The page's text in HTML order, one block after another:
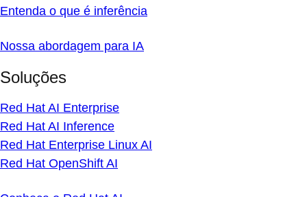
Entenda o que é inferência
Nossa abordagem para IA
Soluções
Red Hat AI Enterprise
Red Hat AI Inference
Red Hat Enterprise Linux AI
Red Hat OpenShift AI